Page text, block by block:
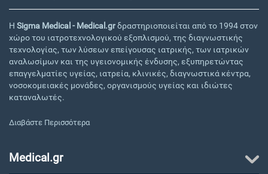
Η Sigma Medical - Medical.grδραστηριοποιείται από το 1994 στον
χώρο του ιατροτεχνολογικού εξοπλισμού, της διαγνωστικής
τεχνολογίας, των λύσεων επείγουσας ιατρικής, των ιατρικών
αναλωσίμων και της υγειονομικής ένδυσης, εξυπηρετώντας
επαγγελματίες υγείας, ιατρεία, κλινικές, διαγνωστικά κέντρα,
νοσοκομειακές μονάδες, οργανισμούς υγείας και ιδιώτες
καταναλωτές.
Διαβάστε Περισσότερα
Medical.gr